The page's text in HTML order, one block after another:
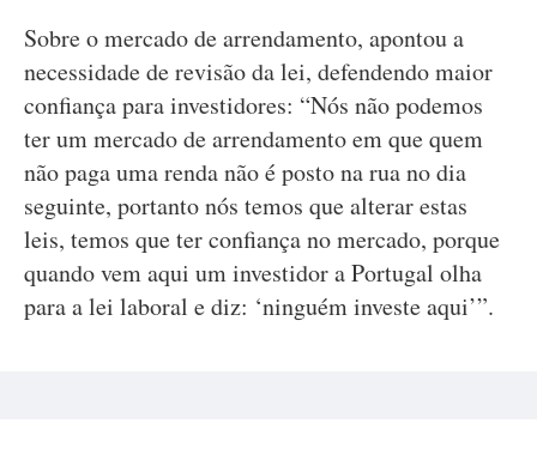
Sobre o mercado de arrendamento, apontou a
necessidade de revisão da lei, defendendo maior
confiança para investidores: “Nós não podemos
ter um mercado de arrendamento em que quem
não paga uma renda não é posto na rua no dia
seguinte, portanto nós temos que alterar estas
leis, temos que ter confiança no mercado, porque
quando vem aqui um investidor a Portugal olha
para a lei laboral e diz: ‘ninguém investe aqui’”.